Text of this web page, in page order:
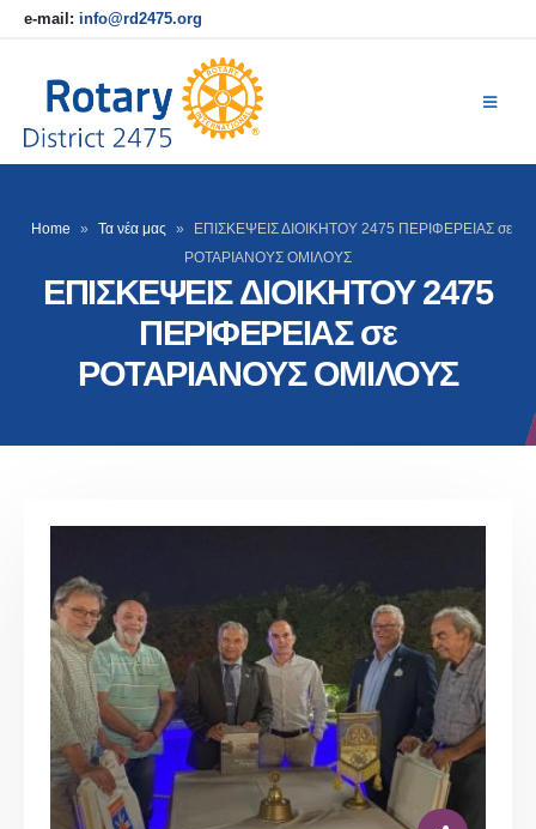
e-mail: info@rd2475.org
Home » Τα νέα μας »
ΕΠΙΣΚΕΨΕΙΣ ΔΙΟΙΚΗΤΟΥ 2475 ΠΕΡΙΦΕΡΕΙΑΣ σε
ΡΟΤΑΡΙΑΝΟΥΣ ΟΜΙΛΟΥΣ
ΕΠΙΣΚΕΨΕΙΣ ΔΙΟΙΚΗΤΟΥ 2475
ΠΕΡΙΦΕΡΕΙΑΣ σε
ΡΟΤΑΡΙΑΝΟΥΣ ΟΜΙΛΟΥΣ